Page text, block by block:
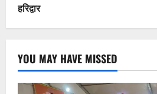
हरिद्वार
YOU MAY HAVE MISSED